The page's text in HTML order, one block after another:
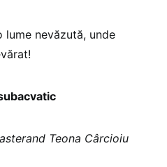
nevăzută, unde
Teona Cârcioiu